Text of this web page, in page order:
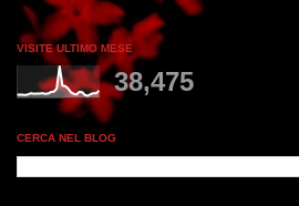
VISITE ULTIMO MESE
38,475
CERCA NEL BLOG